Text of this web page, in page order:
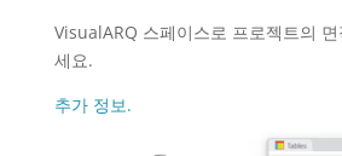
VisualARQ 스페이스로 프로젝트의
세요.
추가 정보.